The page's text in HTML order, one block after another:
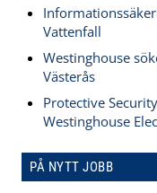
Vattenfall
Westinghouse
Västerås
Protective
Westinghouse
PÅ NYTT JOBB